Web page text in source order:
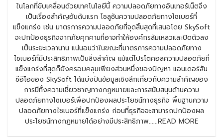
ในโลกที่ขับเคลื่อนด้วยเทคโนโลยีนี้ ความปลอดภัยทางอินเทอร์เน็ตจึง
เป็นเรื่องสำคัญอันดับแรก โซลูชันความปลอดภัยทางไซเบอร์ที่
แข็งแกร่ง เช่น มาตรการความปลอดภัยที่จุดสิ้นสุดที่เสนอโดย SkySoft
จะปกป้องธุรกิจจากภัยคุกคามที่อาจทำให้องค์กรล้มเหลวและปิดตัวลง
เป็นระยะเวลานาน แน่นอนว่าในขณะที่มาตรการความปลอดภัยทาง
ไซเบอร์ที่มีประสิทธิภาพเป็นสิ่งสำคัญ แม้แต่โปรโตคอลความปลอดภัยที่
แข็งแกร่งที่สุดก็ยังครอบคลุมเพียงส่วนหนึ่งของปัญหา แอนเดอร์สัน
ซีอีโอของ SkySoft ได้แบ่งปันข้อมูลเชิงลึกเกี่ยวกับความสำคัญของ
การมีทั้งความเชี่ยวชาญทางกฎหมายและการสนับสนุนด้านความ
ปลอดภัยทางไซเบอร์เพื่อปกป้องผลประโยชน์ทางธุรกิจ พื้นฐานความ
ปลอดภัยทางไซเบอร์ที่แข็งแกร่ง ก่อนที่ธุรกิจจะสามารถปกป้องผล
ประโยชน์ทางกฎหมายได้อย่างมีประสิทธิภาพ......READ MORE